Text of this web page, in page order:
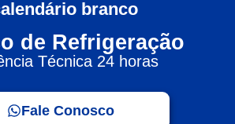
de Refrigeração
Técnica 24 horas
Fale Conosco